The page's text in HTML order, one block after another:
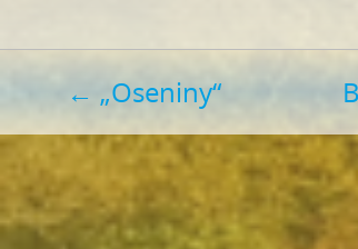
← „Oseniny“